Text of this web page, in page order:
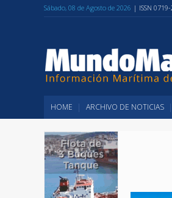
Sábado, 08 de Agosto de 2026 | ISSN
HOME ARCHIVO DE NOTICIAS